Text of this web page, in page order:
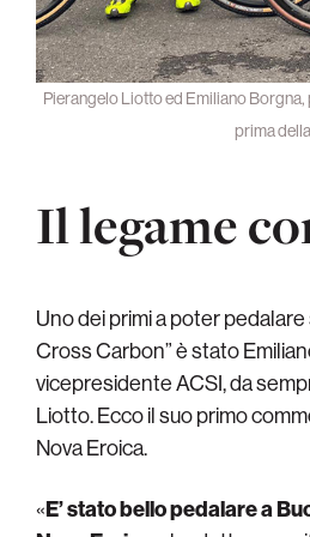
Pierangelo Liotto ed Emiliano
prima
Il legame
Uno dei primi a poter pedalare
Cross Carbon” è stato
vicepresidente ACSI, da
Liotto. Ecco il suo primo
Nova Eroica.
«E’ stato bello pedalare a